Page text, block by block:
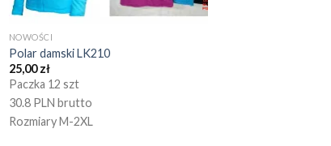
NOWOŚCI
Polar damski LK210
25,00zł
Paczka 12 szt
30.8 PLN brutto
Rozmiary M-2XL